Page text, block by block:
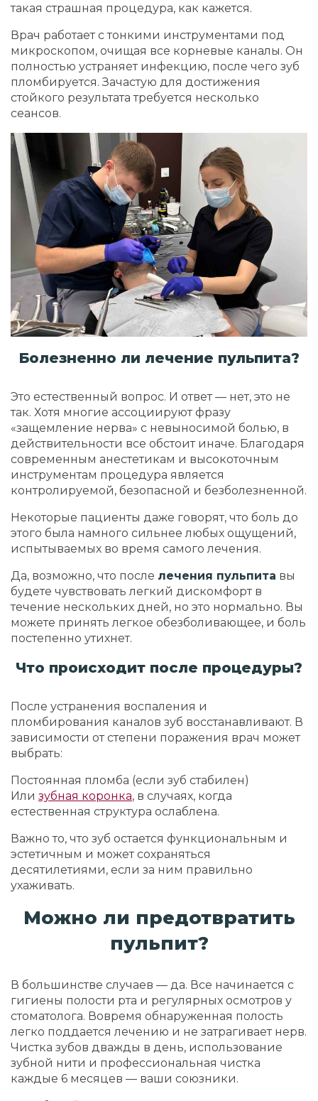
такая страшная процедура, как кажется.
Врач работает с тонкими инструментами под
микроскопом, очищая все корневые каналы. Он
полностью устраняет инфекцию, после чего зуб
пломбируется. Зачастую для достижения
стойкого результата требуется несколько
сеансов.
Болезненно ли лечение пульпита?
Это естественный вопрос. И ответ — нет, это не
так. Хотя многие ассоциируют фразу
«защемление нерва» с невыносимой болью, в
действительности все обстоит иначе. Благодаря
современным анестетикам и высокоточным
инструментам процедура является
контролируемой, безопасной и безболезненной.
Некоторые пациенты даже говорят, что боль до
этого была намного сильнее любых ощущений,
испытываемых во время самого лечения.
Да, возможно, что после лечения пульпита вы
будете чувствовать легкий дискомфорт в
течение нескольких дней, но это нормально. Вы
можете принять легкое обезболивающее, и боль
постепенно утихнет.
Что происходит после процедуры?
После устранения воспаления и
пломбирования каналов зуб восстанавливают. В
зависимости от степени поражения врач может
выбрать:
Постоянная пломба (если зуб стабилен)
Или зубная коронка, в случаях, когда
естественная структура ослаблена.
Важно то, что зуб остается функциональным и
эстетичным и может сохраняться
десятилетиями, если за ним правильно
ухаживать.
Можно ли предотвратить
пульпит?
В большинстве случаев — да. Все начинается с
гигиены полости рта и регулярных осмотров у
стоматолога. Вовремя обнаруженная полость
легко поддается лечению и не затрагивает нерв.
Чистка зубов дважды в день, использование
зубной нити и профессиональная чистка
каждые 6 месяцев — ваши союзники.